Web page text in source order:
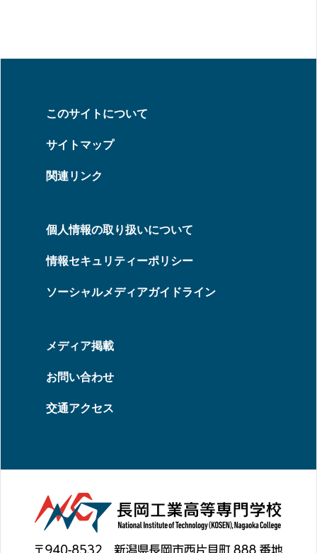
このサイトについて
サイトマップ
関連リンク
個人情報の取り扱いについて
情報セキュリティーポリシー
ソーシャルメディアガイドライン
メディア掲載
お問い合わせ
交通アクセス